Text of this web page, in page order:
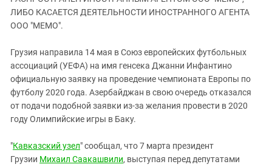
ЗАСТАВЛЯЕТ
ПРЕСЛЕДОВАНИЕ АКТИВИСТОВ
МОБИЛИЗАЦИЯ И ПРОТЕСТЫ
Дагестан
Ингушетия
Кабардино-Балкария
Калмыкия
Карачаево-Черкесия
Краснодарский край
Нагорный Карабах
Российская Федерация
Ростовская область
ЛИБО КАСАЕТСЯ ДЕЯТЕЛЬНОСТИ ИНОСТРАННОГО АГЕНТА
ООО "МЕМО".
Грузия направила 14 мая в Союз европейских футбольных
ассоциаций (УЕФА) на имя генсека Джанни Инфантино
официальную заявку на проведение чемпионата Европы по
футболу 2020 года. Азербайджан в свою очередь отказался
от подачи подобной заявки из-за желания провести в 2020
году Олимпийские игры в Баку.
"Кавказский узел" сообщал, что 7 марта президент
Грузии Михаил Саакашвили, выступая перед депутатами